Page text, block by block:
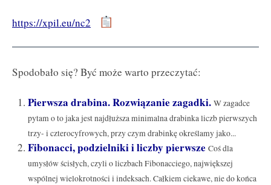
https://xpil.eu/nc2
Spodobało się? Być może warto przeczytać:
Pierwsza drabina. Rozwiązanie zagadki. W zagadce
pytam o to jaka jest najdłuższa minimalna drabinka liczb pierwszych
trzy- i czterocyfrowych, przy czym drabinkę określamy jako...
Fibonacci, podzielniki i liczby pierwsze Coś dla
umysłów ścisłych, czyli o liczbach Fibonacciego, największej
wspólnej wielokrotności i indeksach. Całkiem ciekawe, nie do końca